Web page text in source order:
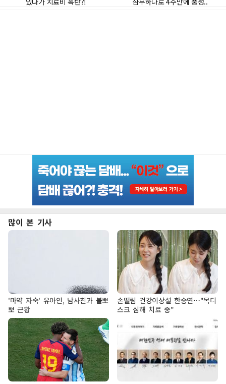
많이 본 기사
'마약 자숙' 유아인, 남사친과 볼뽀
뽀 근황
손떨림 건강이상설 한승연…"목디
스크 심해 치료 중"